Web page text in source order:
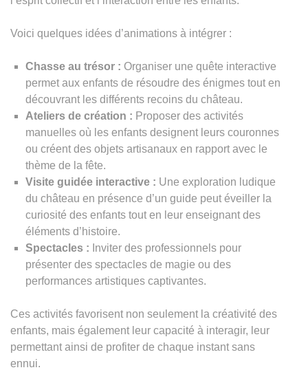
Voici quelques idées d’animations à intégrer :
Chasse au trésor : Organiser une quête interactive
permet aux enfants de résoudre des énigmes tout en
découvrant les différents recoins du château.
Ateliers de création : Proposer des activités
manuelles où les enfants designent leurs couronnes
ou créent des objets artisanaux en rapport avec le
thème de la fête.
Visite guidée interactive : Une exploration ludique
du château en présence d’un guide peut éveiller la
curiosité des enfants tout en leur enseignant des
éléments d’histoire.
Spectacles : Inviter des professionnels pour
présenter des spectacles de magie ou des
performances artistiques captivantes.
Ces activités favorisent non seulement la créativité des
enfants, mais également leur capacité à interagir, leur
permettant ainsi de profiter de chaque instant sans
ennui.